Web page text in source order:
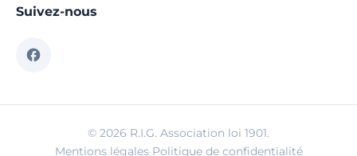
Suivez-nous
© 2026 R.I.G. Association loi 1901.
Mentions légales·Politique de confidentialité